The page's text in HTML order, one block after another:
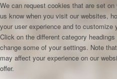
We can request cookies that are set
us know when you visit our websites,
your user experience and to customize
Click on the different category
change some of your settings. Note
may affect your experience on our
offer.